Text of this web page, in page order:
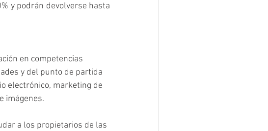
y podrán devolverse hasta
en competencias
y del punto de partida
electrónico, marketing de
imágenes.
a los propietarios de las